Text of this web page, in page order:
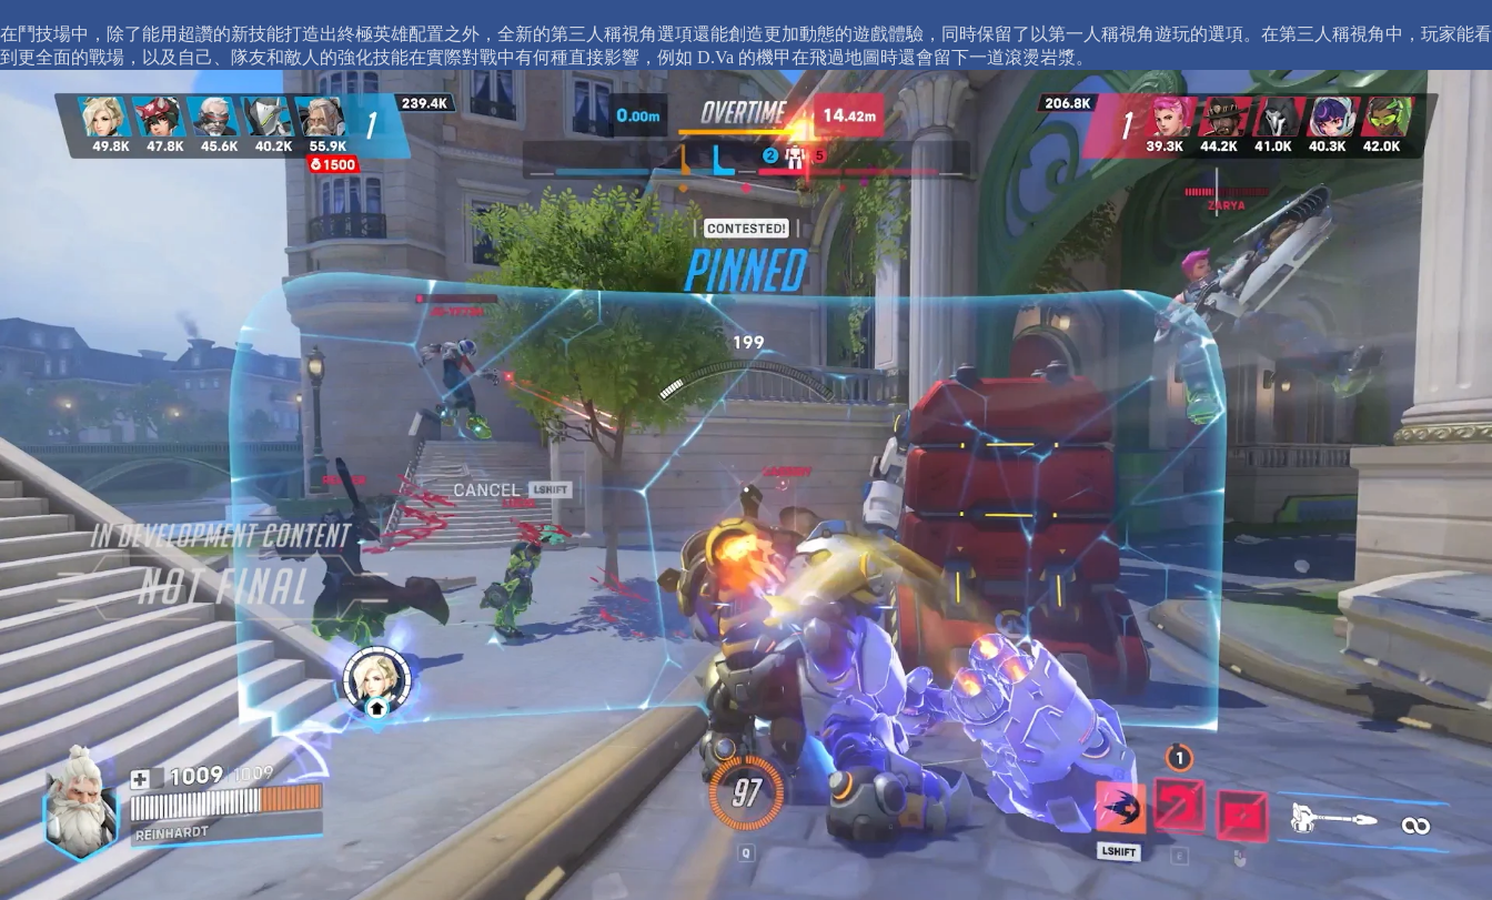
在鬥技場中，除了能用超讚的新技能打造出終極英雄配置之外，全新的第三人稱視角選項還能創造更加動態的遊戲體驗，同時保留了以第一人稱視角遊玩的選項。在第三人稱視角中，玩家能看
到更全面的戰場，以及自己、隊友和敵人的強化技能在實際對戰中有何種直接影響，例如 D.Va 的機甲在飛過地圖時還會留下一道滾燙岩漿。